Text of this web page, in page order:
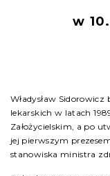
w
Władysław
lekarskich w latach
Założycielskim, a po
jej pierwszym
stanowiska ministra